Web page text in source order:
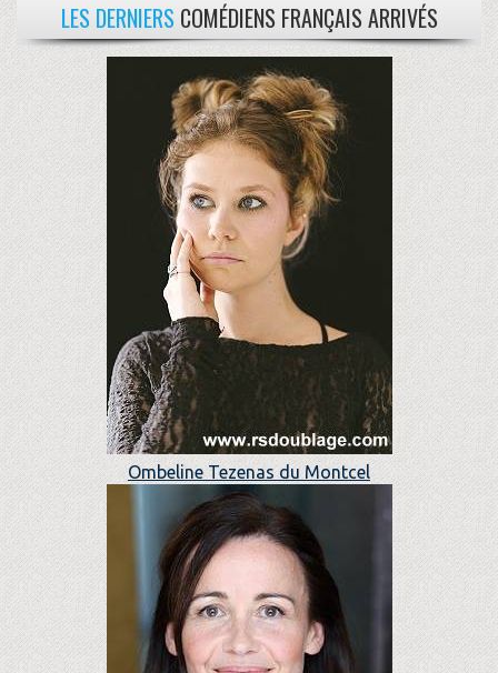
LES DERNIERS COMÉDIENS FRANÇAIS ARRIVÉS
Ombeline Tezenas du Montcel